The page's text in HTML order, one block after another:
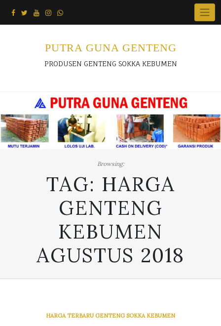
PUTRA GUNA GENTENG
PRODUSEN GENTENG SOKKA KEBUMEN
Browsing:
TAG: HARGA
GENTENG
KEBUMEN
AGUSTUS 2018
HARGA TERBARU GENTENG SOKKA KEBUMEN